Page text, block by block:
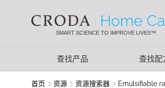
SMART SCIENCE TO IMPROVE LIVES™
查找产品 查找配
首页 资源 资源搜索器 Emulsifiable